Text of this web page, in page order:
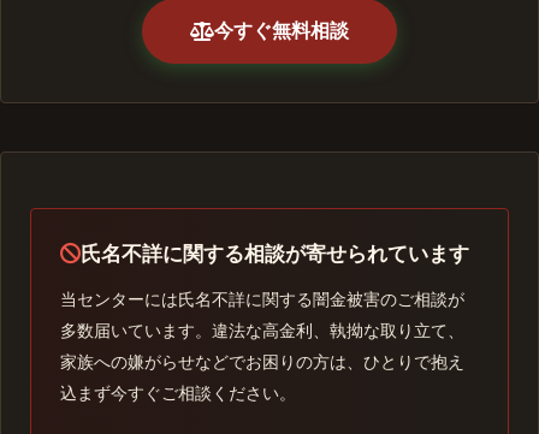
今すぐ無料相談
氏名不詳に関する相談が寄せられています
当センターには氏名不詳に関する闇金被害のご相談が
多数届いています。違法な高金利、執拗な取り立て、
家族への嫌がらせなどでお困りの方は、ひとりで抱え
込まず今すぐご相談ください。